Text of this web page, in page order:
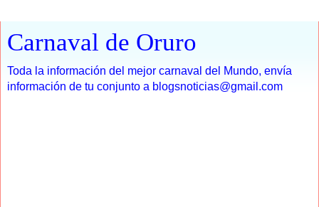
Carnaval de Oruro
Toda la información del mejor carnaval del Mundo, envía
información de tu conjunto a blogsnoticias@gmail.com